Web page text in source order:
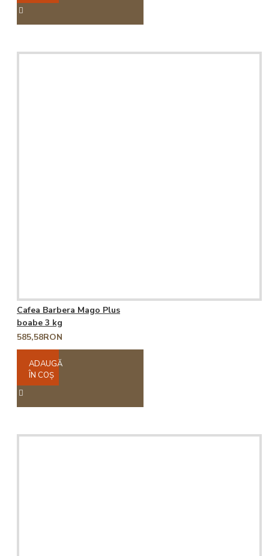
Cafea Barbera Mago Plus
boabe 3 kg
585,58RON
ADAUGĂ
ÎN COŞ